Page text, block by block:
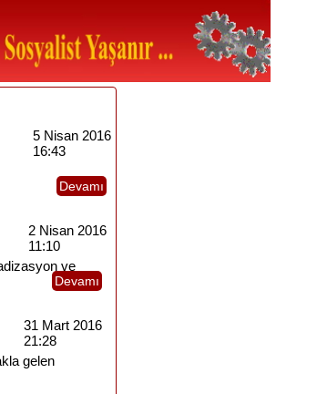
5 Nisan 2016
16:43
Devamı
2 Nisan 2016
11:10
ve
Devamı
31 Mart 2016
21:28
gelen